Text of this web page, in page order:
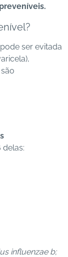
ser evitada
delas:
influenzae b;